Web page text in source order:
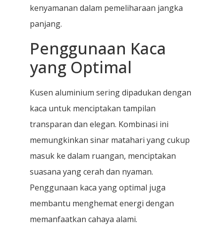
kenyamanan dalam pemeliharaan jangka
panjang.
Penggunaan Kaca
yang Optimal
Kusen aluminium sering dipadukan dengan
kaca untuk menciptakan tampilan
transparan dan elegan. Kombinasi ini
memungkinkan sinar matahari yang cukup
masuk ke dalam ruangan, menciptakan
suasana yang cerah dan nyaman.
Penggunaan kaca yang optimal juga
membantu menghemat energi dengan
memanfaatkan cahaya alami.